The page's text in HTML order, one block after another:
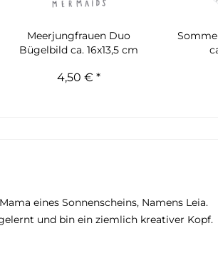
Meerjungfrauen Duo
Bügelbild ca. 16x13,5 cm
4,50 € *
eines Sonnenscheins, Namens Leia.
und bin ein ziemlich kreativer Kopf.